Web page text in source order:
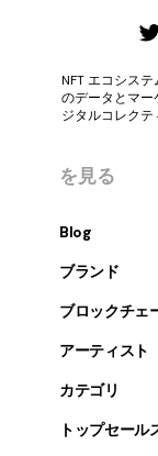
NFT エコシス
のデータとマ
ジタルコレク
を見る
Blog
ブランド
ブロックチェ
アーティスト
カテゴリ
トップセール